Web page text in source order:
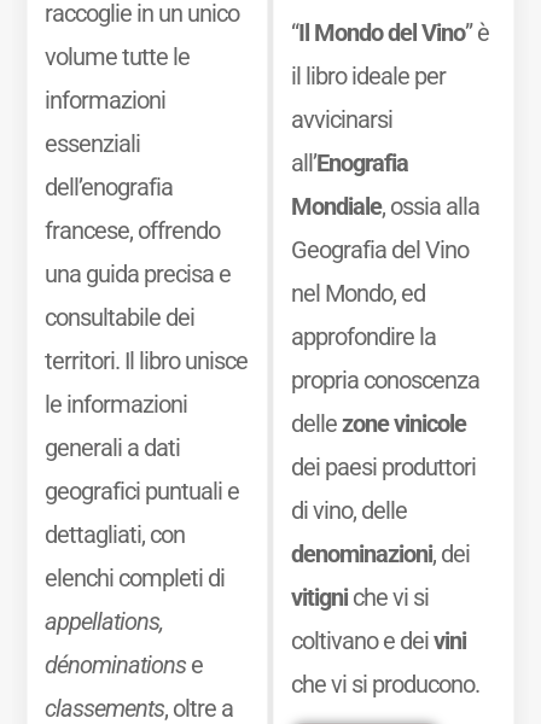
raccoglie in un unico
volume tutte le
informazioni
essenziali
dell’enografia
francese, offrendo
una guida precisa e
consultabile dei
territori. Il libro unisce
le informazioni
generali a dati
geografici puntuali e
dettagliati, con
elenchi completi di
appellations,
dénominationse
classements, oltre a
“Il Mondo del Vino” è
il libro ideale per
avvicinarsi
all’Enografia
Mondiale, ossia alla
Geografia del Vino
nel Mondo, ed
approfondire la
propria conoscenza
dellezone vinicole
dei paesi produttori
di vino, delle
denominazioni, dei
vitigniche vi si
coltivano e deivini
che vi si producono.